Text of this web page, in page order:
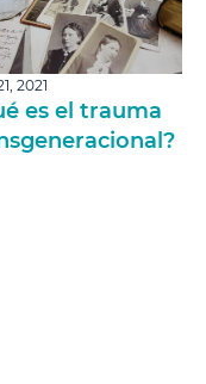
2021
es el trauma